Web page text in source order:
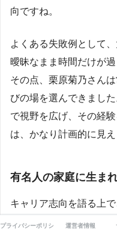
向ですね。
よくある失敗例として
曖昧なまま時間だけが
その点、栗原菊乃さん
びの場を選んできまし
で視野を広げ、その経
は、かなり計画的に見え
有名人の家庭に生ま
キャリア志向を語る上
もあります。両親とも
プライバシーポリシー 運営者情報